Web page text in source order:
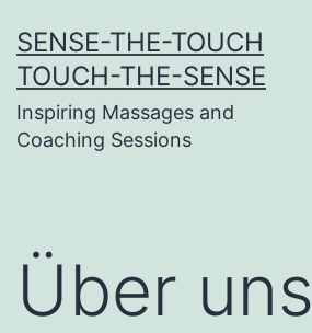
Inhalt
springen
SENSE-THE-TOUCH
TOUCH-THE-SENSE
Inspiring Massages and
Coaching Sessions
Über uns